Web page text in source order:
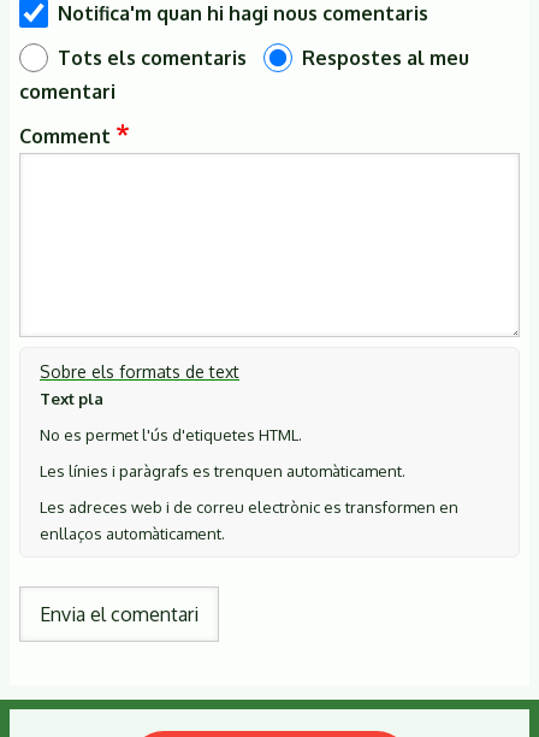
Notifica'm quan hi hagi nous comentaris
Tots els comentaris
Respostes al meu
comentari
Comment
Sobre els formats de text
Text pla
No es permet l'ús d'etiquetes HTML.
Les línies i paràgrafs es trenquen automàticament.
Les adreces web i de correu electrònic es transformen en
enllaços automàticament.